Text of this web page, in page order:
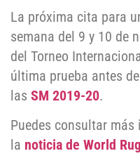
La próxima cita para
semana del 9 y 10 de
del Torneo
última prueba antes
las SM 2019-20.
Puedes consultar
la noticia de World